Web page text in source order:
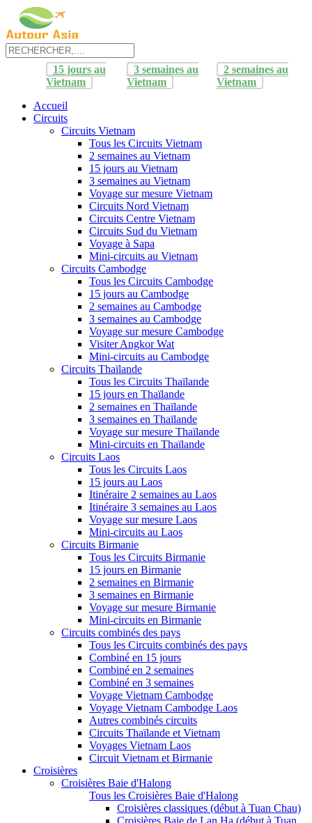
15 jours au
Vietnam
3 semaines au
Vietnam
2 semaines au
Vietnam
Accueil
Circuits
Circuits Vietnam
Tous les Circuits Vietnam
2 semaines au Vietnam
15 jours au Vietnam
3 semaines au Vietnam
Voyage sur mesure Vietnam
Circuits Nord Vietnam
Circuits Centre Vietnam
Circuits Sud du Vietnam
Voyage à Sapa
Mini-circuits au Vietnam
Circuits Cambodge
Tous les Circuits Cambodge
15 jours au Cambodge
2 semaines au Cambodge
3 semaines au Cambodge
Voyage sur mesure Cambodge
Visiter Angkor Wat
Mini-circuits au Cambodge
Circuits Thaïlande
Tous les Circuits Thaïlande
15 jours en Thaïlande
2 semaines en Thaïlande
3 semaines en Thaïlande
Voyage sur mesure Thaïlande
Mini-circuits en Thaïlande
Circuits Laos
Tous les Circuits Laos
15 jours au Laos
Itinéraire 2 semaines au Laos
Itinéraire 3 semaines au Laos
Voyage sur mesure Laos
Mini-circuits au Laos
Circuits Birmanie
Tous les Circuits Birmanie
15 jours en Birmanie
2 semaines en Birmanie
3 semaines en Birmanie
Voyage sur mesure Birmanie
Mini-circuits en Birmanie
Circuits combinés des pays
Tous les Circuits combinés des pays
Combiné en 15 jours
Combiné en 2 semaines
Combiné en 3 semaines
Voyage Vietnam Cambodge
Voyage Vietnam Cambodge Laos
Autres combinés circuits
Circuits Thaïlande et Vietnam
Voyages Vietnam Laos
Circuit Vietnam et Birmanie
Croisières
Croisières Baie d'Halong
Tous les Croisières Baie d'Halong
Croisières classiques (début à Tuan Chau)
Croisières Baie de Lan Ha (début à Tuan